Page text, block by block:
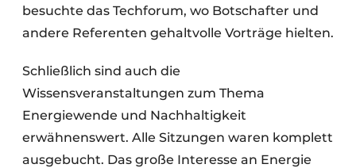
besuchte das Techforum, wo Botschafter und
andere Referenten gehaltvolle Vorträge hielten.
Schließlich sind auch die
Wissensveranstaltungen zum Thema
Energiewende und Nachhaltigkeit
erwähnenswert. Alle Sitzungen waren komplett
ausgebucht. Das große Interesse an Energie